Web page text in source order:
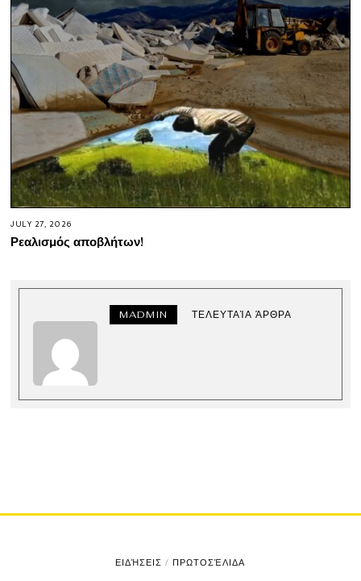
JULY 27, 2026
Ρεαλισμός αποβλήτων!
MADMIN ΤΕΛΕΥΤΑΊΑ ΆΡΘΡΑ
ΕΙΔΉΣΕΙΣ / ΠΡΩΤΟΣΈΛΙΔΑ